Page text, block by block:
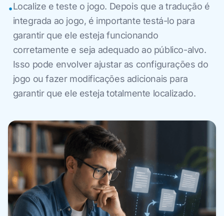
•Localize e teste o jogo. Depois que a tradução é
integrada ao jogo, é importante testá-lo para
garantir que ele esteja funcionando
corretamente e seja adequado ao público-alvo.
Isso pode envolver ajustar as configurações do
jogo ou fazer modificações adicionais para
garantir que ele esteja totalmente localizado.